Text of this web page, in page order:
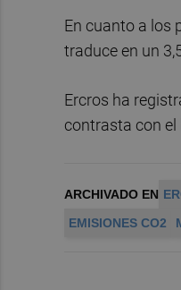
En cuanto a los
traduce en un
Ercros ha
contrasta con el
ARCHIVADO EN
EMISIONES CO2